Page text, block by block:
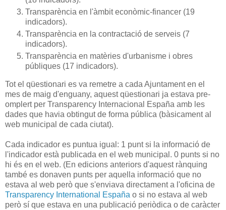
Transparència en l'àmbit econòmic-financer (19
indicadors).
Transparència en la contractació de serveis (7
indicadors).
Transparència en matèries d'urbanisme i obres
públiques (17 indicadors).
Tot el qüestionari es va remetre a cada Ajuntament en el
mes de maig d'enguany, aquest qüestionari ja estava pre-
omplert per Transparency Internacional España amb les
dades que havia obtingut de forma pública (bàsicament al
web municipal de cada ciutat).
Cada indicador es puntua igual: 1 punt si la informació de
l'indicador està publicada en el web municipal. 0 punts si no
hi és en el web. (En edicions anteriors d'aquest rànquing
també es donaven punts per aquella informació que no
estava al web però que s'enviava directament a l'oficina de
Transparency International España o si no estava al web
però sí que estava en una publicació periòdica o de caràcter